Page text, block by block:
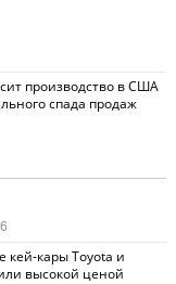
производство в США
спада продаж
кей-кары Toyota и
высокой ценой